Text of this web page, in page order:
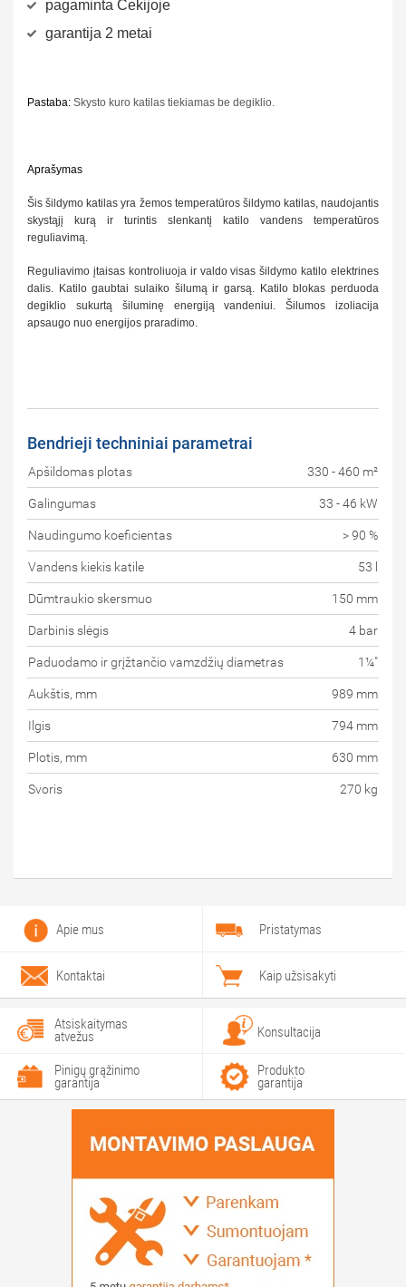
pagaminta Čekijoje
garantija 2 metai
Pastaba: Skysto kuro katilas tiekiamas be degiklio.
Aprašymas
Šis šildymo katilas yra žemos temperatūros šildymo katilas, naudojantis
skystąjį kurą ir turintis slenkantį katilo vandens temperatūros
reguliavimą.
Reguliavimo įtaisas kontroliuoja ir valdo visas šildymo katilo elektrines
dalis. Katilo gaubtai sulaiko šilumą ir garsą. Katilo blokas perduoda
degiklio sukurtą šiluminę energiją vandeniui. Šilumos izoliacija
apsaugo nuo energijos praradimo.
Bendrieji techniniai parametrai
Apšildomas plotas 330 - 460 m²
Galingumas 33 - 46 kW
Naudingumo koeficientas > 90 %
Vandens kiekis katile 53 l
Dūmtraukio skersmuo 150 mm
Darbinis slėgis 4 bar
Paduodamo ir grįžtančio vamzdžių diametras 1¼"
Aukštis, mm 989 mm
Ilgis 794 mm
Plotis, mm 630 mm
Svoris 270 kg
Apie mus Pristatymas
Kontaktai Kaip užsisakyti
Atsiskaitymas
atvežus Konsultacija
Pinigų grąžinimo
garantija
Produkto
garantija